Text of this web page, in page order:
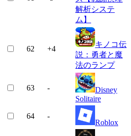
解析システ
ム】
62 +4
キノコ伝
説：勇者と魔
法のランプ
63 -
Disney
Solitaire
64 -
Roblox